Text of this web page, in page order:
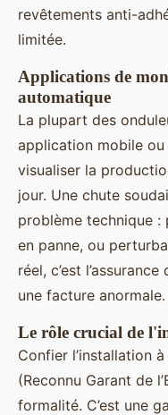
revêtements anti-
limitée.
Applications de
automatique
La plupart des
application mobile
visualiser la
jour. Une chute
problème technique :
en panne, ou
réel, c’est
une facture anormale.
Le rôle crucial de
Confier l’installation
(Reconnu Garant de
formalité. C’est une